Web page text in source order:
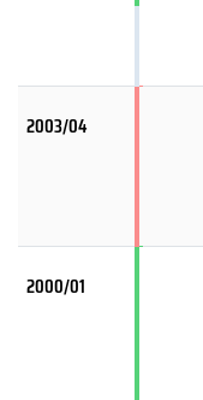
2003/04
2000/01